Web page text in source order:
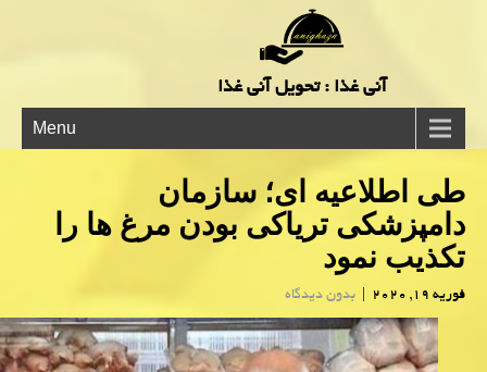
آنی غذا : تحویل آنی غذا
Menu
طی اطلاعیه ای؛ سازمان
دامپزشكی تریاكی بودن مرغ ها را
تكذیب نمود
فوریه 19, 2020 | بدون دیدگاه